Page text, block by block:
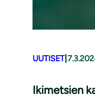
UUTISET|
Ikimetsien